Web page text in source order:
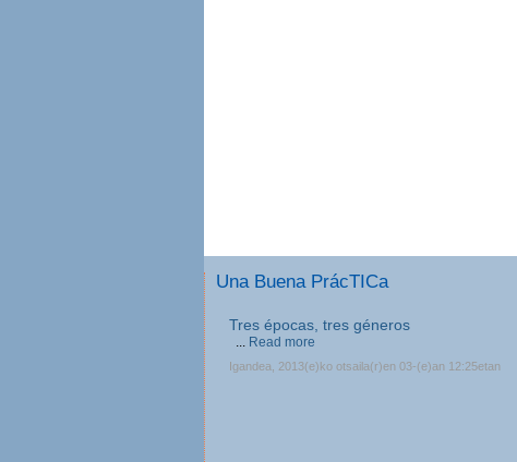
Una Buena PrácTICa
Tres épocas, tres géneros
... Read more
Igandea, 2013(e)ko otsaila(r)en 03-(e)an 12:25etan